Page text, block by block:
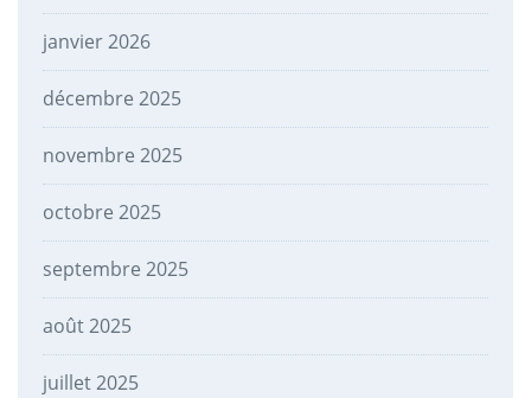
janvier 2026
décembre 2025
novembre 2025
octobre 2025
septembre 2025
août 2025
juillet 2025